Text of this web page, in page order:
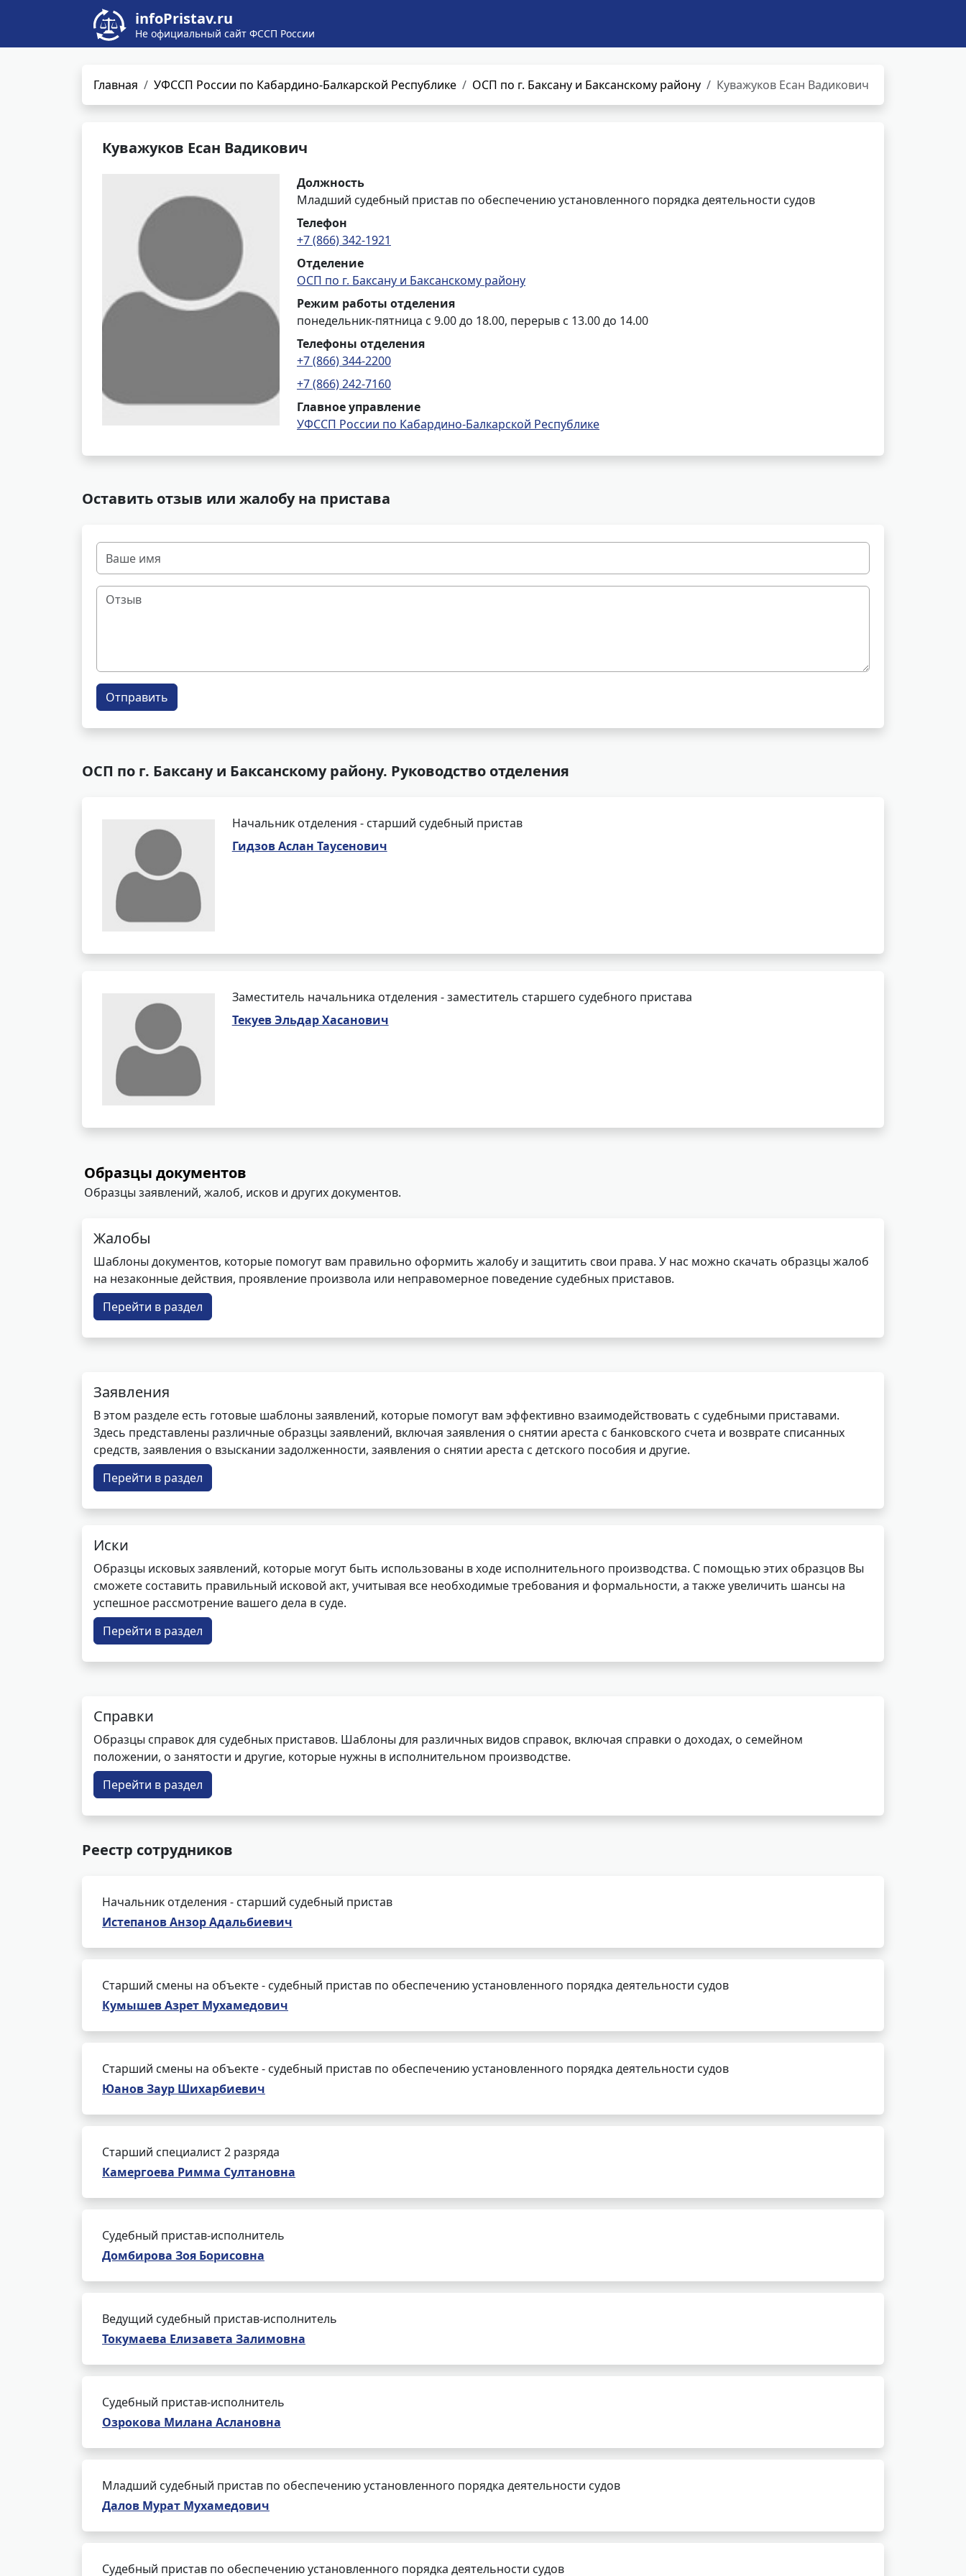
infoPristav.ru
Не официальный сайт ФССП России
Главная УФССП России по Кабардино-Балкарской Республике ОСП по г. Баксану и Баксанскому району Куважуков Есан Вадикович
Куважуков Есан Вадикович
Должность
Младший судебный пристав по обеспечению установленного порядка деятельности судов
Телефон
+7 (866) 342-1921
Отделение
ОСП по г. Баксану и Баксанскому району
Режим работы отделения
понедельник-пятница с 9.00 до 18.00, перерыв с 13.00 до 14.00
Телефоны отделения
+7 (866) 344-2200
+7 (866) 242-7160
Главное управление
УФССП России по Кабардино-Балкарской Республике
Оставить отзыв или жалобу на пристава
Отправить
ОСП по г. Баксану и Баксанскому району. Руководство отделения
Начальник отделения - старший судебный пристав
Гидзов Аслан Таусенович
Заместитель начальника отделения - заместитель старшего судебного пристава
Текуев Эльдар Хасанович
Образцы документов
Образцы заявлений, жалоб, исков и других документов.
Жалобы
Шаблоны документов, которые помогут вам правильно оформить жалобу и защитить свои права. У нас можно скачать образцы жалоб
на незаконные действия, проявление произвола или неправомерное поведение судебных приставов.
Перейти в раздел
Заявления
В этом разделе есть готовые шаблоны заявлений, которые помогут вам эффективно взаимодействовать с судебными приставами.
Здесь представлены различные образцы заявлений, включая заявления о снятии ареста с банковского счета и возврате списанных
средств, заявления о взыскании задолженности, заявления о снятии ареста с детского пособия и другие.
Перейти в раздел
Иски
Образцы исковых заявлений, которые могут быть использованы в ходе исполнительного производства. С помощью этих образцов Вы
сможете составить правильный исковой акт, учитывая все необходимые требования и формальности, а также увеличить шансы на
успешное рассмотрение вашего дела в суде.
Перейти в раздел
Справки
Образцы справок для судебных приставов. Шаблоны для различных видов справок, включая справки о доходах, о семейном
положении, о занятости и другие, которые нужны в исполнительном производстве.
Перейти в раздел
Реестр сотрудников
Начальник отделения - старший судебный пристав
Истепанов Анзор Адальбиевич
Старший смены на объекте - судебный пристав по обеспечению установленного порядка деятельности судов
Кумышев Азрет Мухамедович
Старший смены на объекте - судебный пристав по обеспечению установленного порядка деятельности судов
Юанов Заур Шихарбиевич
Старший специалист 2 разряда
Камергоева Римма Султановна
Судебный пристав-исполнитель
Домбирова Зоя Борисовна
Ведущий судебный пристав-исполнитель
Токумаева Елизавета Залимовна
Судебный пристав-исполнитель
Озрокова Милана Аслановна
Младший судебный пристав по обеспечению установленного порядка деятельности судов
Далов Мурат Мухамедович
Судебный пристав по обеспечению установленного порядка деятельности судов